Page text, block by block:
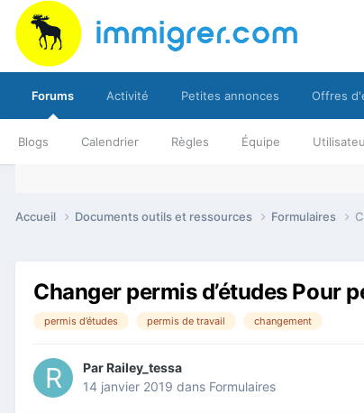
Forums
Blogs Calendrier Règles Équipe
Activité Petites annonces Offres
Accueil Documents outils et ressources Formulaires
Changer permis d’études Pour
permis d’études permis de travail changement
ParRailey_tessa
14 janvier 2019 dans Formulaires